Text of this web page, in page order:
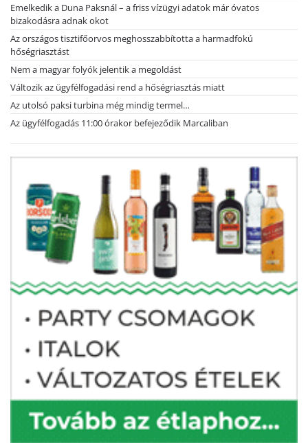
Emelkedik a Duna Paksnál – a friss vízügyi adatok már óvatos
bizakodásra adnak okot
Az országos tisztifőorvos meghosszabbította a harmadfokú
hőségriasztást
Nem a magyar folyók jelentik a megoldást
Változik az ügyfélfogadási rend a hőségriasztás miatt
Az utolsó paksi turbina még mindig termel…
Az ügyfélfogadás 11:00 órakor befejeződik Marcaliban